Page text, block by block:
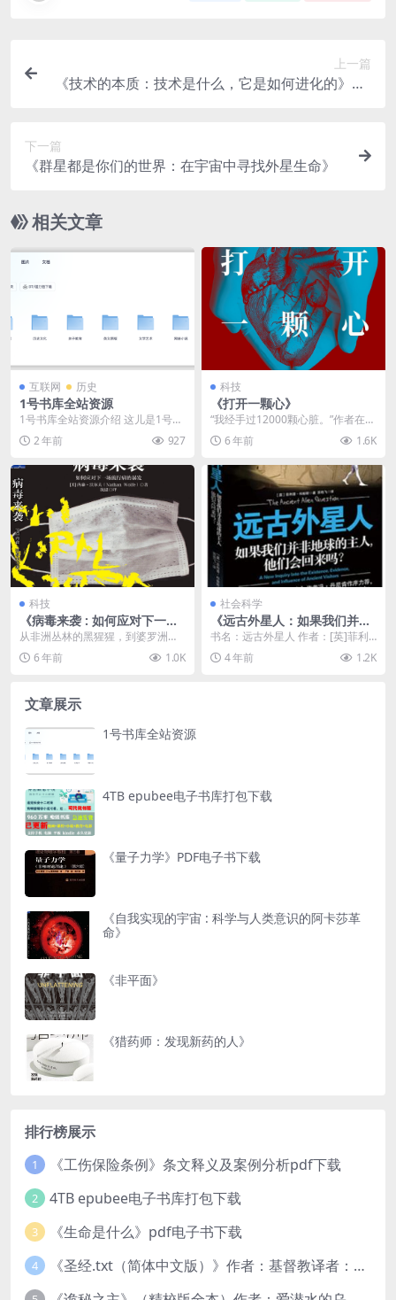
上一篇
《技术的本质：技术是什么，它是如何进化的》PD
下一篇
《群星都是你们的世界：在宇宙中寻找外星生命》
相关文章
互联网 历史
1号书库全站资源
1号书库全站资源介绍 这儿是1号书
库，欢迎您来这儿免费下载电子
书！ 免责声明：电...
2 年前 927
科技
《打开一颗心》
“我经手过12000颗心脏。”作者在心
外科暨胸外科从业数十年，手术成
绩卓著。本书...
6 年前 1.6K
科技
《病毒来袭 : 如何应对下一场
流行病的暴发》
从非洲丛林的黑猩猩，到婆罗洲雨
林的猎人追踪，作者将自己研究的
亲身体验写成文字，带...
6 年前 1.0K
社会科学
《远古外星人：如果我们并非
地球的主人，他们会回来吗》
pdf下载
书名：远古外星人 作者：[英]菲利
普·科彭斯 出版社：江苏人民出版社
副标题：如...
4 年前 1.2K
文章展示
1号书库全站资源
4TB epubee电子书库打包下载
《量子力学》PDF电子书下载
《自我实现的宇宙 : 科学与人类意识的阿卡莎革
命》
《非平面》
《猎药师：发现新药的人》
排行榜展示
1 《工伤保险条例》条文释义及案例分析pdf下载
2 4TB epubee电子书库打包下载
3 《生命是什么》pdf电子书下载
4 《圣经.txt（简体中文版）》作者：基督教译者：中国基督教协会